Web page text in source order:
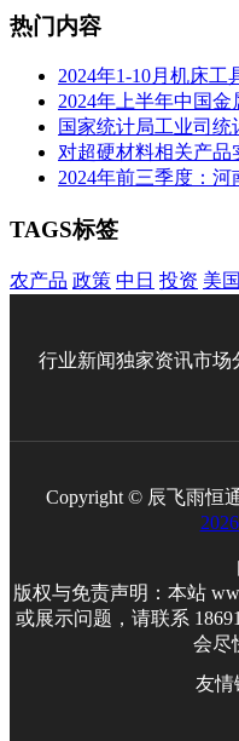
热门内容
2024年1-10月机床工
2024年上半年中国
国家统计局工业司
对超硬材料相关产
2024年前三季度：
TAGS标签
农产品 政策 中日 投资 美国
行业新闻独家资讯市场
Copyright © 辰飞雨恒
版权与免责声明：本站
或展示问题，请联系
会尽
友情